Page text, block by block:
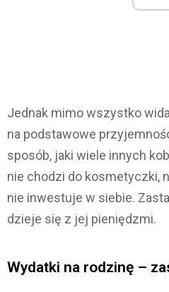
Jednak mimo wszystko
na podstawowe
sposób, jaki wiele innych
nie chodzi do kosmetyczki,
nie inwestuje w siebie.
dzieje się z jej pieniędzmi.
Wydatki na rodzinę –